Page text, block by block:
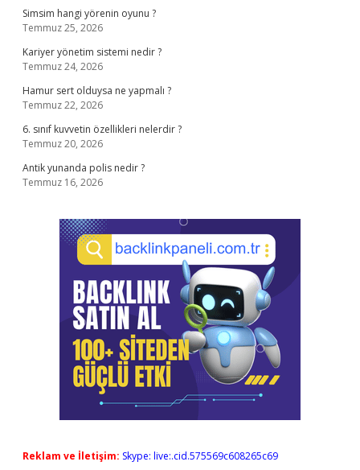
Simsim hangi yörenin oyunu ?
Temmuz 25, 2026
Kariyer yönetim sistemi nedir ?
Temmuz 24, 2026
Hamur sert olduysa ne yapmalı ?
Temmuz 22, 2026
6. sınıf kuvvetin özellikleri nelerdir ?
Temmuz 20, 2026
Antik yunanda polis nedir ?
Temmuz 16, 2026
Reklam ve İletişim: Skype: live:.cid.575569c608265c69